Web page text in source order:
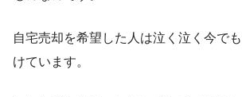
自宅売却を希望した人は泣く泣く今で
けています。